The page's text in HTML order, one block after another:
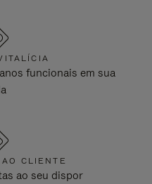
funcionais em sua
CLIENTE
ao seu dispor